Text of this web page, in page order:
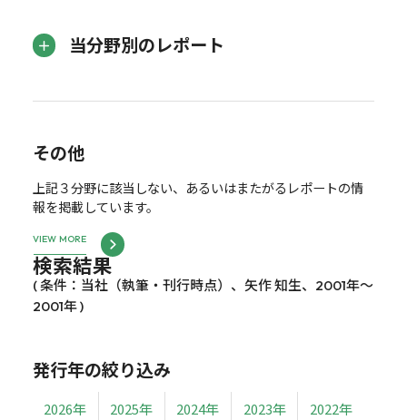
当分野別のレポート
その他
上記３分野に該当しない、あるいはまたがるレポートの情
報を掲載しています。
VIEW MORE
検索結果
( 条件：当社（執筆・刊行時点）、矢作 知生、2001年～
2001年 )
発行年の絞り込み
2026年 2025年 2024年 2023年 2022年